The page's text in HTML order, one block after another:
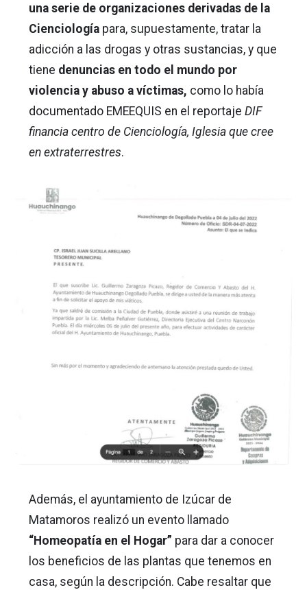
una serie de organizaciones derivadas de la
Cienciología para, supuestamente, tratar la
adicción a las drogas y otras sustancias, y que
tiene denuncias en todo el mundo por
violencia y abuso a víctimas, como lo había
documentado EMEEQUIS en el reportaje DIF
financia centro de Cienciología, Iglesia que cree
en extraterrestres.
Además, el ayuntamiento de Izúcar de
Matamoros realizó un evento llamado
“Homeopatía en el Hogar” para dar a conocer
los beneficios de las plantas que tenemos en
casa, según la descripción. Cabe resaltar que